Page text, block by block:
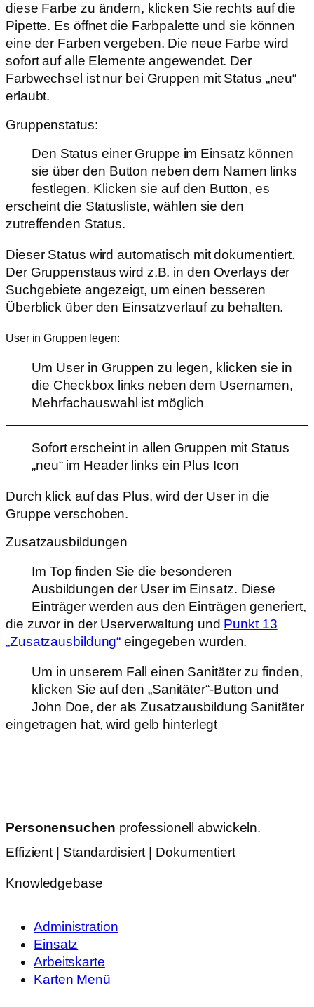
diese Farbe zu ändern, klicken Sie rechts auf die
Pipette. Es öffnet die Farbpalette und sie können
eine der Farben vergeben. Die neue Farbe wird
sofort auf alle Elemente angewendet. Der
Farbwechsel ist nur bei Gruppen mit Status „neu“
erlaubt.
Gruppenstatus:
Den Status einer Gruppe im Einsatz können
sie über den Button neben dem Namen links
festlegen. Klicken sie auf den Button, es
erscheint die Statusliste, wählen sie den
zutreffenden Status.
Dieser Status wird automatisch mit dokumentiert.
Der Gruppenstaus wird z.B. in den Overlays der
Suchgebiete angezeigt, um einen besseren
Überblick über den Einsatzverlauf zu behalten.
User in Gruppen legen:
Um User in Gruppen zu legen, klicken sie in
die Checkbox links neben dem Usernamen,
Mehrfachauswahl ist möglich
Sofort erscheint in allen Gruppen mit Status
„neu“ im Header links ein Plus Icon
Durch klick auf das Plus, wird der User in die
Gruppe verschoben.
Zusatzausbildungen
Im Top finden Sie die besonderen
Ausbildungen der User im Einsatz. Diese
Einträger werden aus den Einträgen generiert,
die zuvor in der Userverwaltung und Punkt 13
„Zusatzausbildung“ eingegeben wurden.
Um in unserem Fall einen Sanitäter zu finden,
klicken Sie auf den „Sanitäter“-Button und
John Doe, der als Zusatzausbildung Sanitäter
eingetragen hat, wird gelb hinterlegt
Personensuchen professionell abwickeln.
Effizient | Standardisiert | Dokumentiert
Knowledgebase
Administration
Einsatz
Arbeitskarte
Karten Menü